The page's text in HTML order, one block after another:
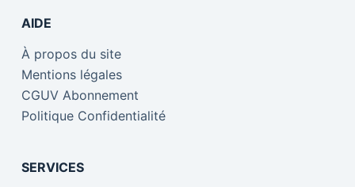
AIDE
À propos du site
Mentions légales
CGUV Abonnement
Politique Confidentialité
SERVICES